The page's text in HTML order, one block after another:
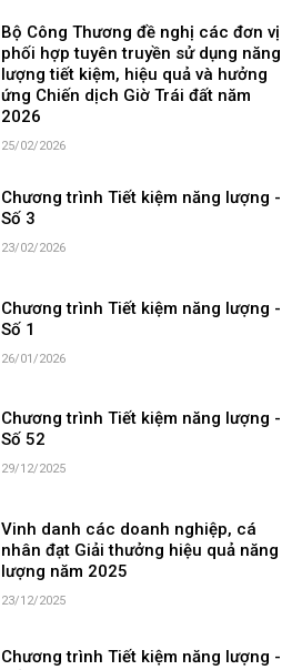
Bộ Công Thương đề nghị các đơn vị
phối hợp tuyên truyền sử dụng năng
lượng tiết kiệm, hiệu quả và hưởng
ứng Chiến dịch Giờ Trái đất năm
2026
25/02/2026
Chương trình Tiết kiệm năng lượng -
Số 3
23/02/2026
Chương trình Tiết kiệm năng lượng -
Số 1
26/01/2026
Chương trình Tiết kiệm năng lượng -
Số 52
29/12/2025
Vinh danh các doanh nghiệp, cá
nhân đạt Giải thưởng hiệu quả năng
lượng năm 2025
23/12/2025
Chương trình Tiết kiệm năng lượng -